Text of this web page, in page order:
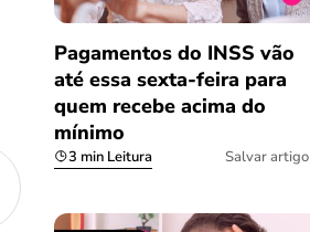
Pagamentos do INSS vão
até essa sexta-feira para
quem recebe acima do
mínimo
3 min Leitura Salvar artigo